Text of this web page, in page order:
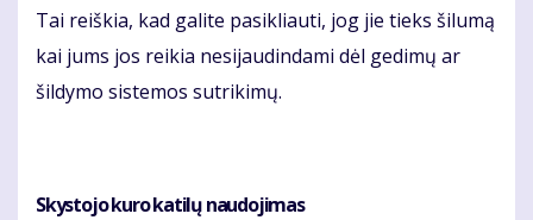
Tai reiškia, kad galite pasikliauti, jog jie tieks šilumą
kai jums jos reikia nesijaudindami dėl gedimų ar
šildymo sistemos sutrikimų.
Skystojo kuro katilų naudojimas